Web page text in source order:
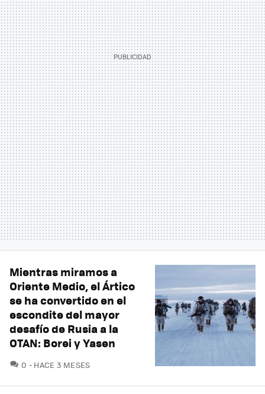
Mientras miramos a
Oriente Medio, el Ártico
se ha convertido en el
escondite del mayor
desafío de Rusia a la
OTAN: Borei y Yasen
0 COMENTARIOS
HACE 3 MESES